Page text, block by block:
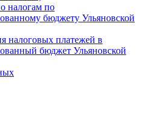
налогам по
бюджету Ульяновской
налоговых платежей в
бюджет Ульяновской